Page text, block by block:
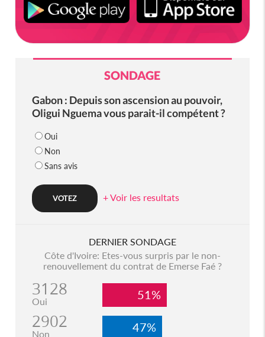
SONDAGE
Gabon : Depuis son ascension au pouvoir,
Oligui Nguema vous parait-il compétent ?
Oui
Non
Sans avis
+ Voir les resultats
DERNIER SONDAGE
Côte d'Ivoire: Etes-vous surpris par le non-
renouvellement du contrat de Emerse Faé ?
3128
Oui 51%
2902
Non 47%